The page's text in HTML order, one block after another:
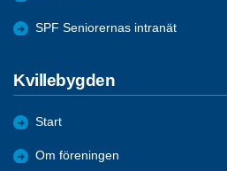
SPF Seniorernas intranät
Kvillebygden
Start
Om föreningen